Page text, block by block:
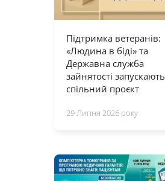
Підтримка ветеранів:
«Людина в біді» та
Державна служба
зайнятості запускають
спільний проєкт
29 Липня 2026 року